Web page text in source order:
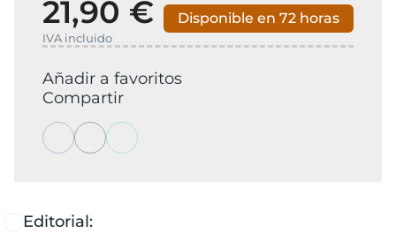
Editorial:
21,90 €
IVA incluido
Disponible en 72 horas
Añadir a favoritos
Compartir